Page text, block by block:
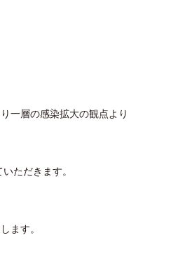
一層の感染拡大の観点より
ただきます。
ます。